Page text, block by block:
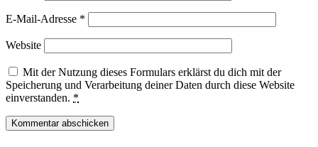
E-Mail-Adresse *
Website
Mit der Nutzung dieses Formulars erklärst du dich mit der
Speicherung und Verarbeitung deiner Daten durch diese Website
einverstanden. *